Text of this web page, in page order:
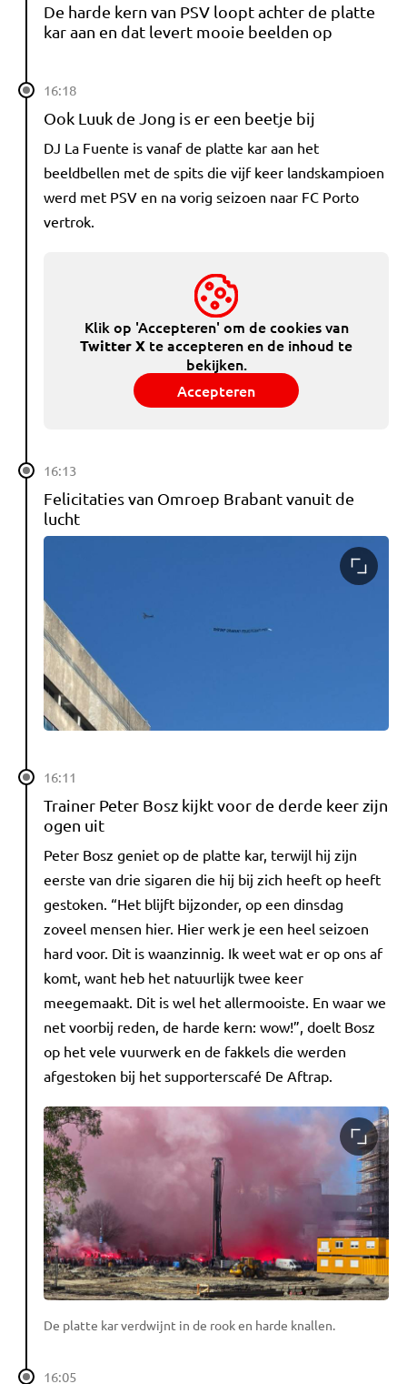
De harde kern van PSV loopt achter de platte
kar aan en dat levert mooie beelden op
16:18
Ook Luuk de Jong is er een beetje bij
DJ La Fuente is vanaf de platte kar aan het
beeldbellen met de spits die vijf keer landskampioen
werd met PSV en na vorig seizoen naar FC Porto
vertrok.
Klik op 'Accepteren' om de cookies van
Twitter X te accepteren en de inhoud te
bekijken.
Accepteren
16:13
Felicitaties van Omroep Brabant vanuit de
lucht
16:11
Trainer Peter Bosz kijkt voor de derde keer zijn
ogen uit
Peter Bosz geniet op de platte kar, terwijl hij zijn
eerste van drie sigaren die hij bij zich heeft op heeft
gestoken. “Het blijft bijzonder, op een dinsdag
zoveel mensen hier. Hier werk je een heel seizoen
hard voor. Dit is waanzinnig. Ik weet wat er op ons af
komt, want heb het natuurlijk twee keer
meegemaakt. Dit is wel het allermooiste. En waar we
net voorbij reden, de harde kern: wow!”, doelt Bosz
op het vele vuurwerk en de fakkels die werden
afgestoken bij het supporterscafé De Aftrap.
De platte kar verdwijnt in de rook en harde knallen.
16:05